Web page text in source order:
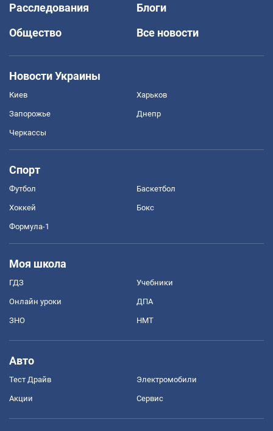
Расследования
Блоги
Общество
Все новости
Новости Украины
Киев Харьков
Запорожье Днепр
Черкассы
Спорт
Футбол Баскетбол
Хоккей Бокс
Формула-1
Моя школа
ГДЗ Учебники
Онлайн уроки ДПА
ЗНО НМТ
Авто
Тест Драйв Электромобили
Акции Сервис